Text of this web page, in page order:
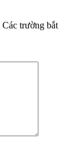
Các trường bắt